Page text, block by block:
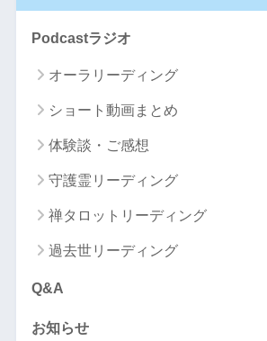
Podcastラジオ
オーラリーディング
ショート動画まとめ
体験談・ご感想
守護霊リーディング
禅タロットリーディング
過去世リーディング
Q&A
お知らせ